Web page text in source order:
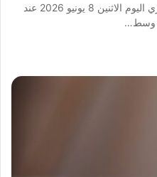
استقر سعر الدولار أمام الجنيه المصري اليوم الاثنين 8 يونيو 2026 عند